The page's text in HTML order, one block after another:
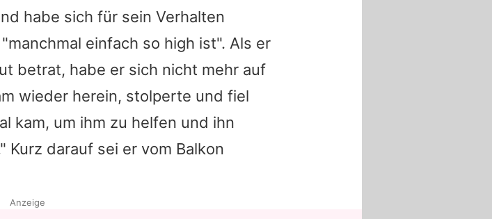
habe sich für sein Verhalten
einfach so high ist". Als er
betrat, habe er sich nicht mehr auf
wieder herein, stolperte und fiel
kam, um ihm zu helfen und ihn
darauf sei er vom Balkon
Anzeige